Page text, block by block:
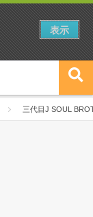
三代目J SOUL
表示